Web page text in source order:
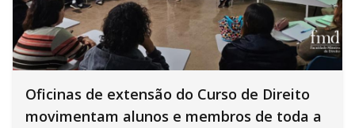
Oficinas de extensão do Curso de Direito
movimentam alunos e membros de toda a